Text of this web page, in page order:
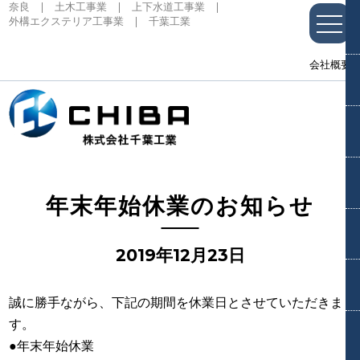
奈良 | 土木工事業 | 上下水道工事業 |
外構エクステリア工事業 | 千葉工業
会社概要
toggle
年末年始休業のお知らせ
2019年12月23日
誠に勝手ながら、下記の期間を休業日とさせていただきま
す。
●年末年始休業